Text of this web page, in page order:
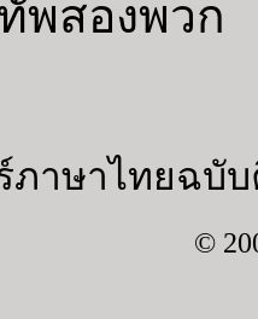
พสองพวก
ภาษาไทยฉบับ
©